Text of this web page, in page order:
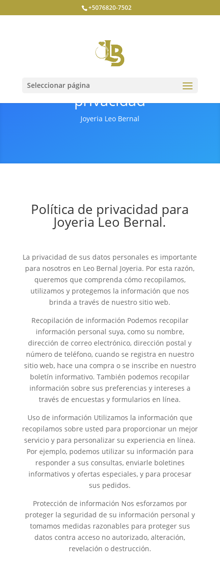
+5076820-7502
Seleccionar páginaPolítica de
privacidad
Joyeria Leo Bernal
Política de privacidad para
Joyeria Leo Bernal.
La privacidad de sus datos personales es importante
para nosotros en Leo Bernal Joyeria. Por esta razón,
queremos que comprenda cómo recopilamos,
utilizamos y protegemos la información que nos
brinda a través de nuestro sitio web.
Recopilación de información Podemos recopilar
información personal suya, como su nombre,
dirección de correo electrónico, dirección postal y
número de teléfono, cuando se registra en nuestro
sitio web, hace una compra o se inscribe en nuestro
boletín informativo. También podemos recopilar
información sobre sus preferencias y intereses a
través de encuestas y formularios en línea.
Uso de información Utilizamos la información que
recopilamos sobre usted para proporcionar un mejor
servicio y para personalizar su experiencia en línea.
Por ejemplo, podemos utilizar su información para
responder a sus consultas, enviarle boletines
informativos y ofertas especiales, y para procesar
sus pedidos.
Protección de información Nos esforzamos por
proteger la seguridad de su información personal y
tomamos medidas razonables para proteger sus
datos contra acceso no autorizado, alteración,
revelación o destrucción.